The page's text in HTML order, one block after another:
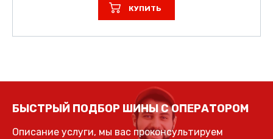
КУПИТЬ
БЫСТРЫЙ ПОДБОР ШИНЫ С ОПЕРАТОРОМ
Описание услуги, мы вас проконсультируем